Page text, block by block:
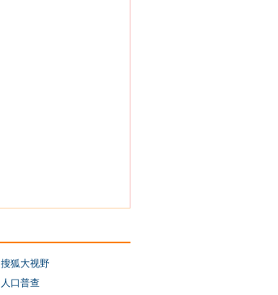
搜狐大视野
人口普查